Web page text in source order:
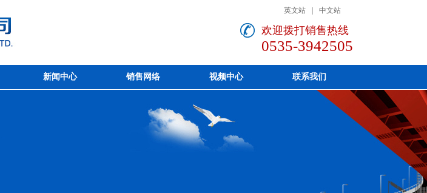
中文站
英文站
欢迎拨打销售热线
0535-3942505
新闻中心 销售网络 视频中心 联系我们